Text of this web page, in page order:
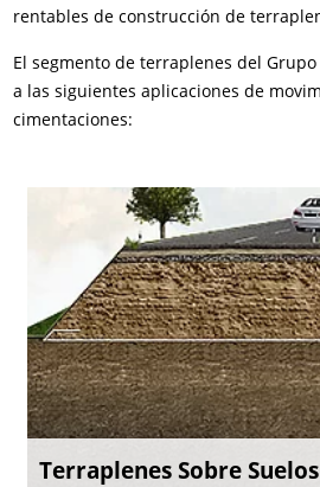
rentables de construcción de
El segmento de terraplenes del Grupo
a las siguientes aplicaciones de
cimentaciones:
Terraplenes Sobre